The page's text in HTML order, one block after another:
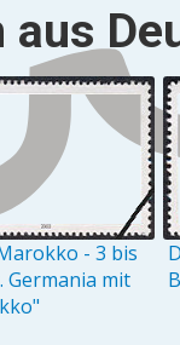
aus
- 3 bis
Germania mit